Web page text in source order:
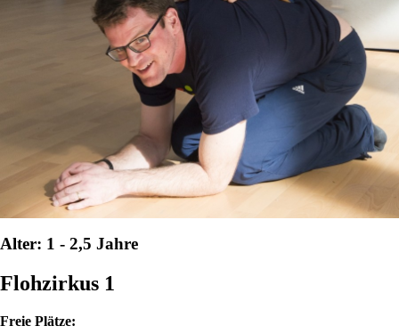
Alter: 1 - 2,5 Jahre
Flohzirkus 1
Freie Plätze: